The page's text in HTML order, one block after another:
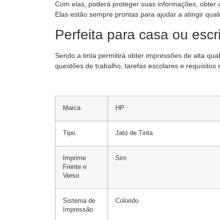
Com elas, poderá proteger suas informações,
Elas estão sempre prontas para ajudar a atingir
Perfeita para casa ou
Sendo a tinta permitirá obter impressões de alta
questões de trabalho, tarefas escolares e requisitos
Marca HP
Tipo Jato de Tinta
Imprime
Frente e
Verso
Sim
Sistema de
Impressão
Colorido